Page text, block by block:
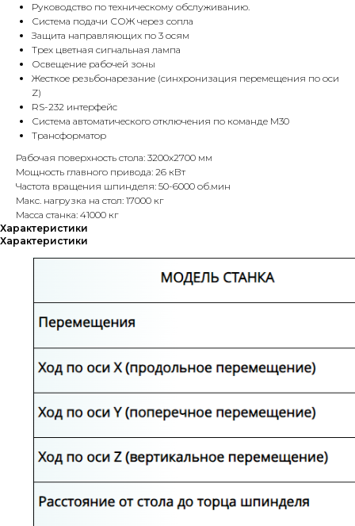
Руководство по техническому обслуживанию.
Система подачи СОЖ через сопла
Защита направляющих по 3 осям
Трех цветная сигнальная лампа
Освещение рабочей зоны
Жесткое резьбонарезание (синхронизация перемещения по оси
Z)
RS-232 интерфейс
Система автоматического отключения по команде M30
Трансформатор
Рабочая поверхность стола: 3200х2700 мм
Мощность главного привода: 26 кВт
Частота вращения шпинделя: 50-6000 об.мин
Макс. нагрузка на стол: 17000 кг
Масса станка: 41000 кг
Характеристики
Характеристики